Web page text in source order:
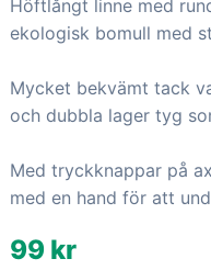
Höftlångt linne med
ekologisk bomull med
Mycket bekvämt tack
och dubbla lager tyg
Med tryckknappar på
med en hand för att
99 kr